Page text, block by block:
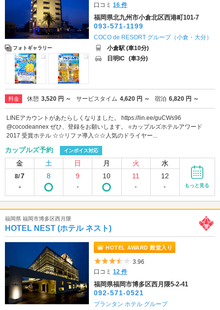
フォトギャラリー
口コミ16 件
福岡県北九州市小倉北区西港町101-7
093-571-1199
COCO de RESORT グループ（小倉・大分）
小倉駅 (車10分)
日明IC (車3分)
料金 休憩 3,520 円 ～ サービスタイム 4,620 円 ～ 宿泊 6,820 円 ～
LINEアカウントがあたらしくなりました。 https://lin.ee/guCWs96
@cocodeannex ぜひ、登録をお願いします。 ○カップルズホテルアワード
2017 受賞ホテル ☆☆リファ導入☆☆人気のドライヤー...
カップルズ予約 インボイス対応
金 土 日 月 火 水
8/7
-
8
9
-
10
11
-
12
-
もっと見る
福岡県 福岡市博多区西月隈
HOTEL NEST (ホテル ネスト)
HOTEL AWARD 殿堂入り
5つ星のうち3.5
3.96
口コミ12 件
福岡県福岡市博多区西月隈5-2-41
092-571-0521
プランタン ホテル グループ